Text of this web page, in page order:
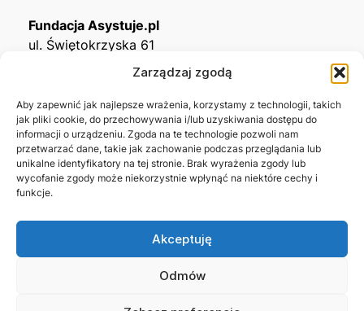
Zarządzaj zgodą
Aby zapewnić jak najlepsze wrażenia, korzystamy z technologii, takich
jak pliki cookie, do przechowywania i/lub uzyskiwania dostępu do
informacji o urządzeniu. Zgoda na te technologie pozwoli nam
przetwarzać dane, takie jak zachowanie podczas przeglądania lub
unikalne identyfikatory na tej stronie. Brak wyrażenia zgody lub
wycofanie zgody może niekorzystnie wpłynąć na niektóre cechy i
funkcje.
Akceptuję
Odmów
Fundacja Asystuje.pl
ul. Świętokrzyska 61
KRS0001215994
NIP5492488380
REGON543667703
Nr konta bankowego